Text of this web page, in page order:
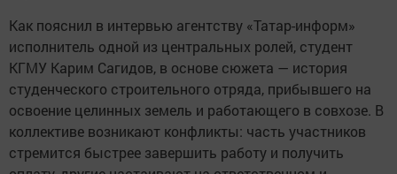
Как пояснил в интервью агентству «Татар-информ»
исполнитель одной из центральных ролей, студент
КГМУ Карим Сагидов, в основе сюжета — история
студенческого строительного отряда, прибывшего на
освоение целинных земель и работающего в совхозе. В
коллективе возникают конфликты: часть участников
стремится быстрее завершить работу и получить